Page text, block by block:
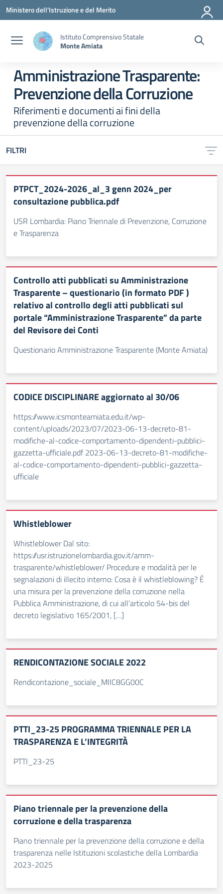
Vai ai contenuti
Vai al menu di navigazione
Vai al footer
Ministero dell'Istruzione e del Merito
Istituto Comprensivo Statale
Monte Amiata
Amministrazione Trasparente:
Prevenzione della Corruzione
Riferimenti e documenti ai fini della
prevenzione della corruzione
FILTRI
PTPCT_2024-2026_al_3 genn 2024_per
consultazione pubblica.pdf
USR Lombardia: Piano Triennale di Prevenzione, Corruzione
e Trasparenza
Controllo atti pubblicati su Amministrazione
Trasparente – questionario (in formato PDF )
relativo al controllo degli atti pubblicati sul
portale “Amministrazione Trasparente” da parte
del Revisore dei Conti
Questionario Amministrazione Trasparente (Monte Amiata)
CODICE DISCIPLINARE aggiornato al 30/06
https://www.icsmonteamiata.edu.it/wp-
content/uploads/2023/07/2023-06-13-decreto-81-
modifiche-al-codice-comportamento-dipendenti-pubblici-
gazzetta-ufficiale.pdf 2023-06-13-decreto-81-modifiche-
al-codice-comportamento-dipendenti-pubblici-gazzetta-
ufficiale
Whistleblower
Whistleblower Dal sito:
https://usr.istruzionelombardia.gov.it/amm-
trasparente/whistleblower/ Procedure e modalità per le
segnalazioni di illecito interno: Cosa è il whistleblowing? È
una misura per la prevenzione della corruzione nella
Pubblica Amministrazione, di cui all’articolo 54-bis del
decreto legislativo 165/2001, […]
RENDICONTAZIONE SOCIALE 2022
Rendicontazione_sociale_MIIC8GG00C
PTTI_23-25 PROGRAMMA TRIENNALE PER LA
TRASPARENZA E L’INTEGRITÀ
PTTI_23-25
Piano triennale per la prevenzione della
corruzione e della trasparenza
Piano triennale per la prevenzione della corruzione e della
trasparenza nelle Istituzioni scolastiche della Lombardia
2023-2025